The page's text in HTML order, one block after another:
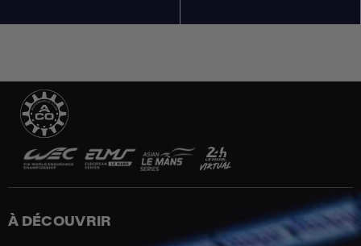
À DÉCOUVRIR